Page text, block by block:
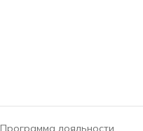
Программа лояльности